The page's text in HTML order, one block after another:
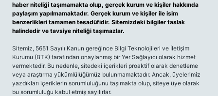
haber niteliği taşımamakta olup, gerçek kurum ve kişiler hakkında
paylaşım yapılmamaktadır. Gerçek kurum ve kişiler ile isim
benzerlikleri tamamen tesadüfidir. Sitemizdeki bilgiler taslak
halindedir ve tavsiye niteliği taşımazlar.
Sitemiz, 5651 Sayılı Kanun gereğince Bilgi Teknolojileri ve İletişim
Kurumu (BTK) tarafından onaylanmış bir Yer Sağlayıcı olarak hizmet
vermektedir. Bu nedenle, sitedeki içerikleri proaktif olarak denetleme
veya araştırma yükümlülüğümüz bulunmamaktadır. Ancak, üyelerimiz
yazdıkları içeriklerin sorumluluğunu taşımakta olup, siteye üye olarak
bu sorumluluğu kabul etmiş sayılırlar.